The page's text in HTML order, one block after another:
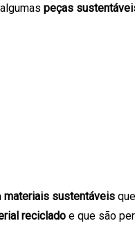
peças
materiais sustentáveis
recicladoe que são